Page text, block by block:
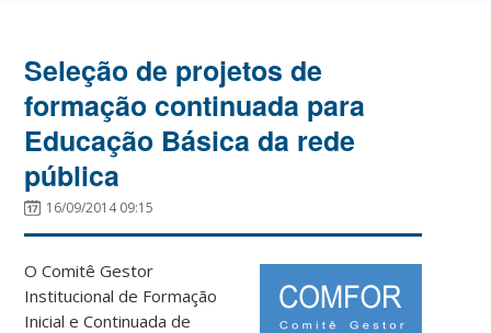
Seleção de projetos de
formação continuada para
Educação Básica da rede
pública
16/09/2014 09:15
O Comitê Gestor
Institucional de Formação
Inicial e Continuada de